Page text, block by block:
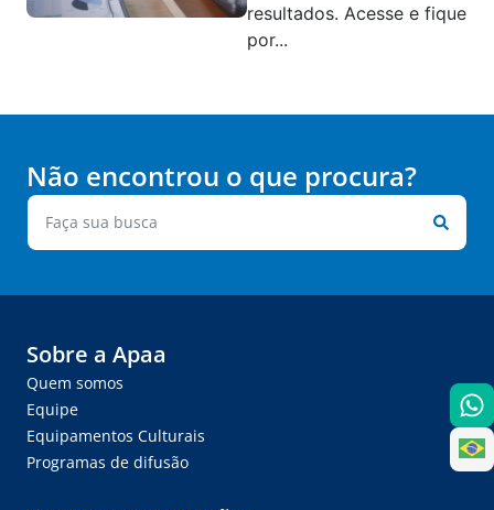
resultados. Acesse e fique
por...
Não encontrou o que procura?
Sobre a Apaa
Quem somos
Equipe
Equipamentos Culturais
Programas de difusão